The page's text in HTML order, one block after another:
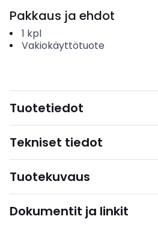
Pakkaus ja ehdot
1 kpl
Vakiokäyttötuote
Tuotetiedot
Tekniset tiedot
Tuotekuvaus
Dokumentit ja linkit